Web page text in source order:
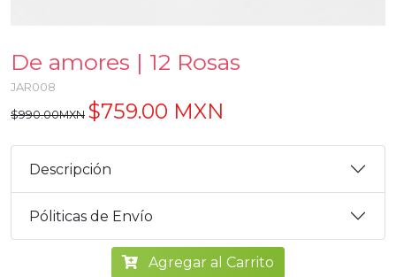
De amores | 12 Rosas
JAR008
$990.00MXN $759.00 MXN
Descripción
Póliticas de Envío
Agregar al Carrito